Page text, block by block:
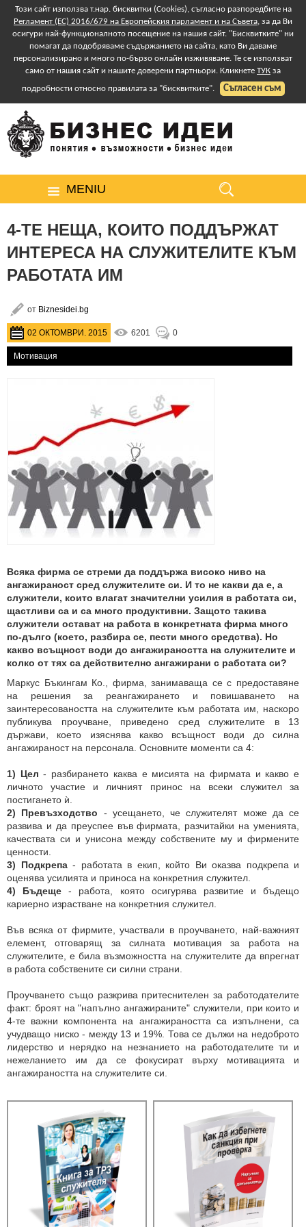
Този сайт използва т.нар. бисквитки (Cookies), съгласно разпоредбите на
Регламент (ЕС) 2016/679 на Европейския парламент и на Съвета, за да Ви
осигури най-функционалното посещение на нашия сайт. "Бисквитките" ни
помагат да подобряваме съдържанието на сайта, като Ви даваме
персонализирано и много по-бързо онлайн изживяване. Те се използват
само от нашия сайт и нашите доверени партньори. Кликнете ТУК за
подробности относно правилата за "бисквитките".
Съгласен съм
MENIU
4-ТЕ НЕЩА, КОИТО ПОДДЪРЖАТ
ИНТЕРЕСА НА СЛУЖИТЕЛИТЕ КЪМ
РАБОТАТА ИМ
от Biznesidei.bg
6201 0
02 ОКТОМВРИ. 2015
Мотивация
Всяка фирма се стреми да поддържа високо ниво на
ангажираност сред служителите си. И то не какви да е, а
служители, които влагат значителни усилия в работата си,
щастливи са и са много продуктивни. Защото такива
служители остават на работа в конкретната фирма много
по-дълго (което, разбира се, пести много средства). Но
какво всъщност води до ангажираността на служителите и
колко от тях са действително ангажирани с работата си?
Маркус Бъкингам Ко., фирма, занимаваща се с предоставяне
на решения за реангажирането и повишаването на
заинтересоваността на служителите към работата им, наскоро
публикува проучване, приведено сред служителите в 13
държави, което изяснява какво всъщност води до силна
ангажираност на персонала. Основните моменти са 4:
1) Цел - разбирането каква е мисията на фирмата и какво е
личното участие и личният принос на всеки служител за
постигането ѝ.
2) Превъзходство - усещането, че служителят може да се
развива и да преуспее във фирмата, разчитайки на уменията,
качествата си и унисона между собствените му и фирмените
ценности.
3) Подкрепа- работата в екип, който Ви оказва подкрепа и
оценява усилията и приноса на конкретния служител.
4) Бъдеще - работа, която осигурява развитие и бъдещо
кариерно израстване на конкретния служител.
Във всяка от фирмите, участвали в проучването, най-важният
елемент, отговарящ за силната мотивация за работа на
служителите, е била възможността на служителите да впрегнат
в работа собствените си силни страни.
Проучването също разкрива притеснителен за работодателите
факт: броят на "напълно ангажираните" служители, при които и
4-те важни компонента на ангажираността са изпълнени, са
учудващо ниско - между 13 и 19%. Това се дължи на недоброто
лидерство и нерядко на незнанието на работодателите ти и
нежеланието им да се фокусират върху мотивацията и
ангажираността на служителите си.